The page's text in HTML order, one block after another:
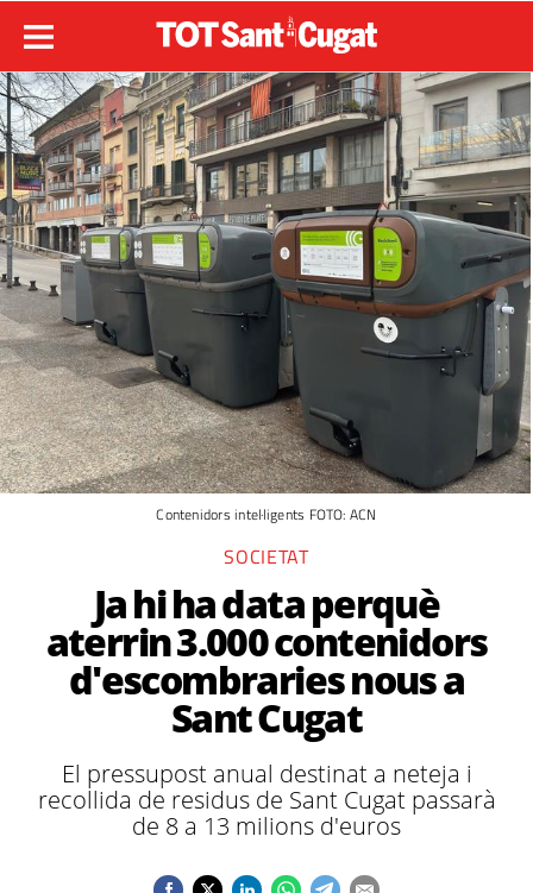
Contenidors intel·ligents FOTO: ACN
SOCIETAT
Ja hi ha data perquè
aterrin 3.000 contenidors
d'escombraries nous a
Sant Cugat
El pressupost anual destinat a neteja i
recollida de residus de Sant Cugat passarà
de 8 a 13 milions d'euros